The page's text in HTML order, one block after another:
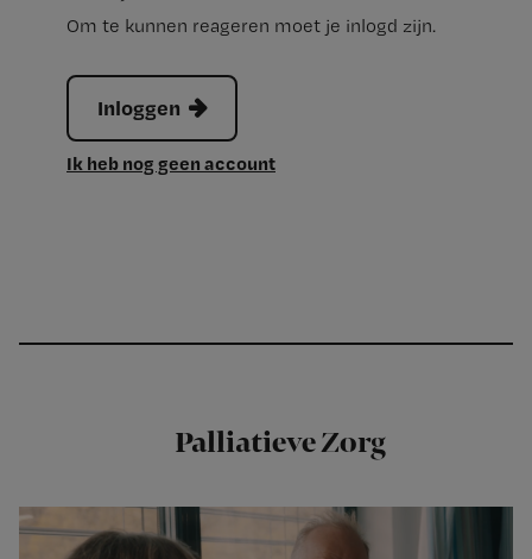
Om te kunnen reageren moet je inlogd zijn.
Inloggen
Ik heb nog geen account
Palliatieve Zorg